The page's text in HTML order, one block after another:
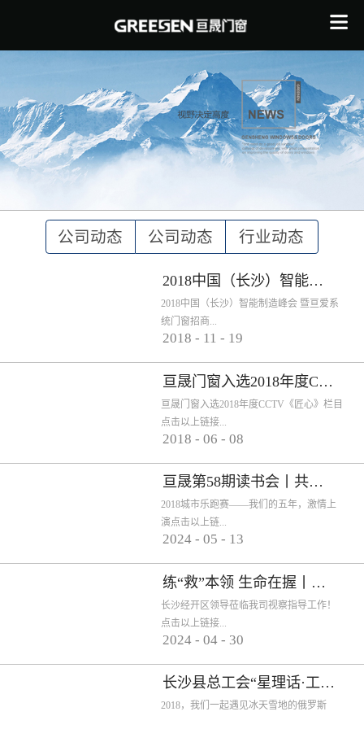
公司动态 公司动态
行业动态
媒体报道
官宣 | 全球
知名门窗五
金品牌索宾
柯CEO到访
亘晟
2018，我们
一起遇见冰
天雪地的俄
罗斯
2018，我们
一起遇见冰
天雪地的俄
罗斯
亘晟门窗入
选2018年度
CCTV《匠
心》栏目
喜讯｜亘晟
门窗中标华
润置地铝合
金门窗集采
单位
专业、欢乐
的门窗知识
赛，你见过
吗？
2018中国
（长沙）智
能制造峰会
暨亘爱系统
门窗招商说
未来已来｜
亘爱系统门
窗首届大型
招商会完美
收官
2018中国（长沙）智能制造峰会 暨亘爱系统门窗招商说明会
2018中国（长沙）智能制造峰会 暨亘爱系
统门窗招商...
说明会点击以上链接查看
2018 - 11 - 19
亘晟门窗入选2018年度CCTV《匠心》栏目
亘晟门窗入选2018年度CCTV《匠心》栏目
点击以上链接...
查看
2018 - 06 - 08
亘晟第58期读书会丨共读《运动改造大脑》，让身体和心灵都在路上
2018城市乐跑赛——我们的五年，激情上
演点击以上链...
接查看
2024 - 05 - 13
练“救”本领 生命在握丨亘晟门窗开展“第一目击者培训”专题活动
长沙经开区领导莅临我司视察指导工作！
点击以上链接...
查看
2024 - 04 - 30
长沙县总工会“星理话·工友趣读会”活动走进亘晟门窗
2018，我们一起遇见冰天雪地的俄罗斯